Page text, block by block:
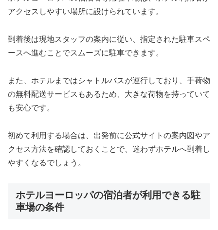
アクセスしやすい場所に設けられています。
到着後は現地スタッフの案内に従い、指定された駐車スペ
ースへ進むことでスムーズに駐車できます。
また、ホテルまではシャトルバスが運行しており、手荷物
の無料配送サービスもあるため、大きな荷物を持っていて
も安心です。
初めて利用する場合は、出発前に公式サイトの案内図やア
クセス方法を確認しておくことで、迷わずホテルへ到着し
やすくなるでしょう。
ホテルヨーロッパの宿泊者が利用できる駐
車場の条件